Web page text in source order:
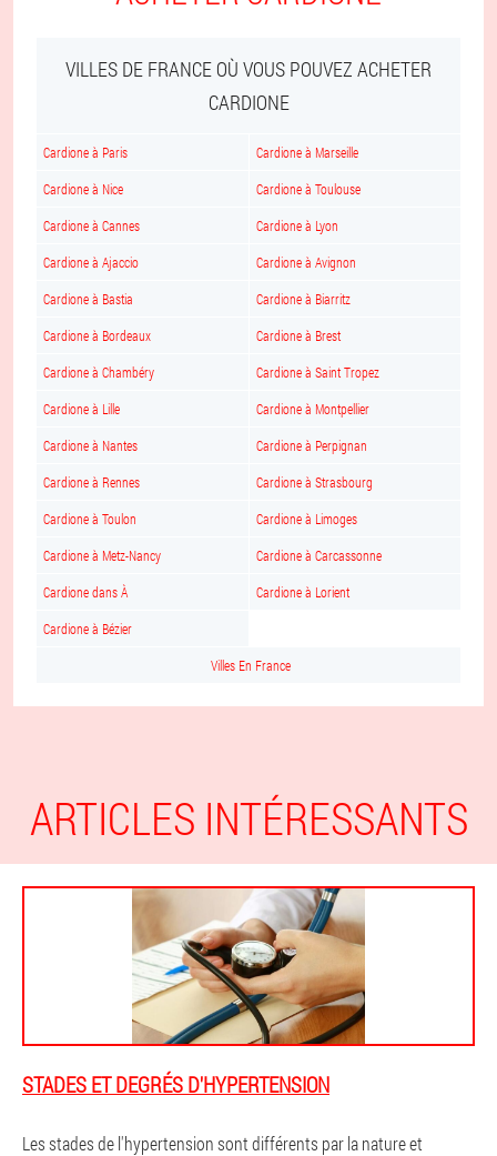
VILLES DE FRANCE OÙ VOUS POUVEZ ACHETER
CARDIONE
Cardione à Paris Cardione à Marseille
Cardione à Nice Cardione à Toulouse
Cardione à Cannes Cardione à Lyon
Cardione à Ajaccio Cardione à Avignon
Cardione à Bastia Cardione à Biarritz
Cardione à Bordeaux Cardione à Brest
Cardione à Chambéry Cardione à Saint Tropez
Cardione à Lille Cardione à Montpellier
Cardione à Nantes Cardione à Perpignan
Cardione à Rennes Cardione à Strasbourg
Cardione à Toulon Cardione à Limoges
Cardione à Metz-Nancy Cardione à Carcassonne
Cardione dans À Cardione à Lorient
Cardione à Bézier
Villes En France
ARTICLES INTÉRESSANTS
STADES ET DEGRÉS D'HYPERTENSION
Les stades de l'hypertension sont différents par la nature et